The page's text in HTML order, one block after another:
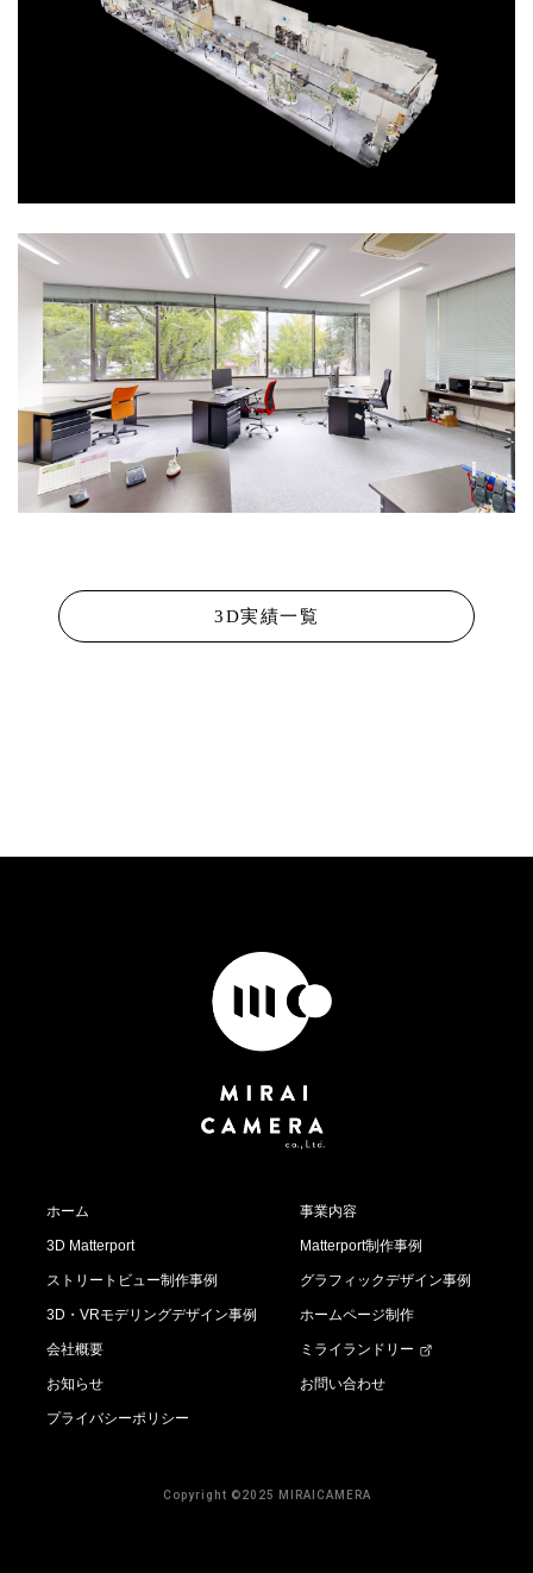
3D実績一覧
ホーム 事業内容
3D Matterport Matterport制作事例
ストリートビュー制作事例 グラフィックデザイン事例
3D・VRモデリングデザイン事例 ホームページ制作
会社概要 ミライランドリー
お知らせ お問い合わせ
プライバシーポリシー
Copyright ©2025 MIRAICAMERA